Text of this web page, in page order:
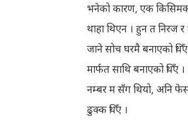
भनेको कारण, एक
थाहा थिएन । हुन त निरज
जाने सोच घरमै बनाएको
मार्फत साथि बनाएको
नम्बर म सँग थियो, अनि
ढुक्क थिँए ।